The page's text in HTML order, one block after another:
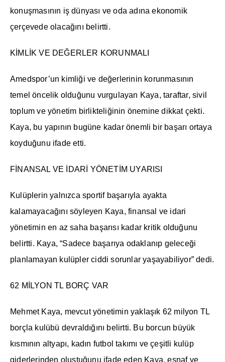
konuşmasının iş dünyası ve oda adına ekonomik
çerçevede olacağını belirtti.
KİMLİK VE DEĞERLER KORUNMALI
Amedspor’un kimliği ve değerlerinin korunmasının
temel öncelik olduğunu vurgulayan Kaya, taraftar, sivil
toplum ve yönetim birlikteliğinin önemine dikkat çekti.
Kaya, bu yapının bugüne kadar önemli bir başarı ortaya
koyduğunu ifade etti.
FİNANSAL VE İDARİ YÖNETİM UYARISI
Kulüplerin yalnızca sportif başarıyla ayakta
kalamayacağını söyleyen Kaya, finansal ve idari
yönetimin en az saha başarısı kadar kritik olduğunu
belirtti. Kaya, “Sadece başarıya odaklanıp geleceği
planlamayan kulüpler ciddi sorunlar yaşayabiliyor” dedi.
62 MİLYON TL BORÇ VAR
Mehmet Kaya, mevcut yönetimin yaklaşık 62 milyon TL
borçla kulübü devraldığını belirtti. Bu borcun büyük
kısmının altyapı, kadın futbol takımı ve çeşitli kulüp
giderlerinden oluştuğunu ifade eden Kaya, esnaf ve